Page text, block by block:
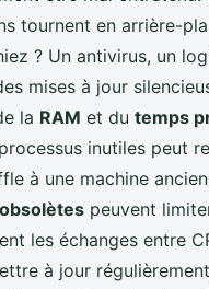
tournent en arrière-
? Un antivirus, un
mises à jour
la RAM et du temps
inutiles peut
à une machine
peuvent
les échanges entre
à jour